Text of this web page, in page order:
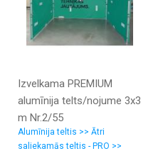
Izvelkama PREMIUM
alumīnija telts/nojume 3x3
m Nr.2/55
Alumīnija teltis >> Ātri
saliekamās teltis - PRO >>